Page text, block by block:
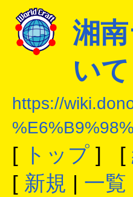
湘
いて
https://
[ トップ] [
[ 新規 | 一覧